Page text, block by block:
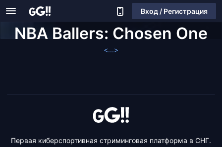
Вход / Регистрация
NBA Ballers: Chosen One
<...>
Первая киберспортивная стриминговая платформа в СНГ.